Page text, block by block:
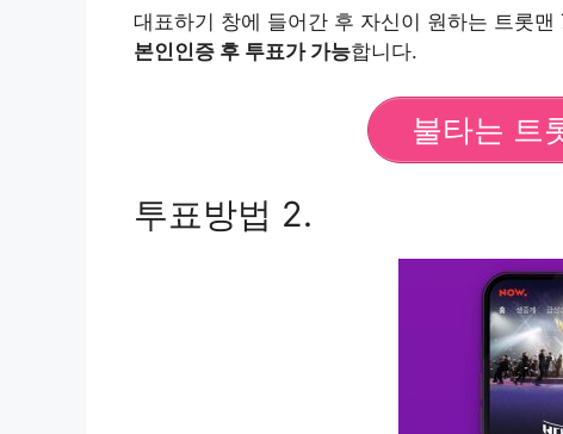
대표하기 창에 들어간 후 자신이 원하는 트롯
본인인증 후 투표가 가능합니다.
불타는 트
투표방법 2.